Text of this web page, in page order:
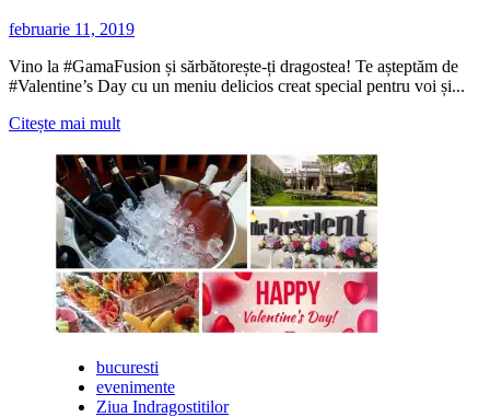
februarie 11, 2019
Vino la #GamaFusion și sărbătorește-ți dragostea! Te așteptăm de
#Valentine’s Day cu un meniu delicios creat special pentru voi și...
Citește mai multCitește
multe
despre
Ziua
Indragostitilor
la
Gama
Fusion
bucuresti
evenimente
Ziua Indragostitilor